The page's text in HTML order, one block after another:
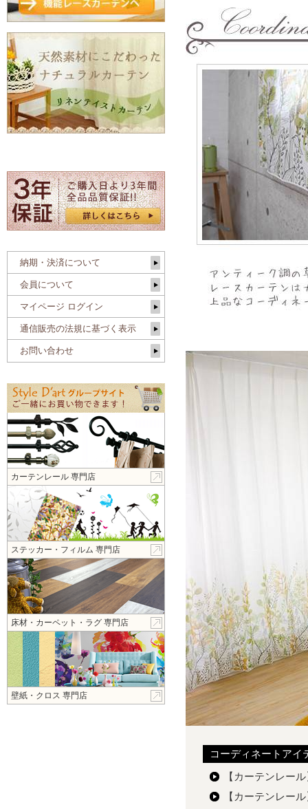
コーディネートアイ
【カーテンレー
【カーテンレー
納期・決済について
会員について
マイページ ログイン
通信販売の法規に基づく表示
お問い合わせ
カーテンレール 専門店
ステッカー・フィルム 専門店
床材・カーペット・ラグ 専門店
壁紙・クロス 専門店